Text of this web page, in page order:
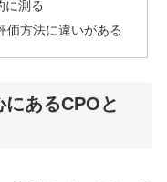
に測る
価方法に違いがある
あるCPOと